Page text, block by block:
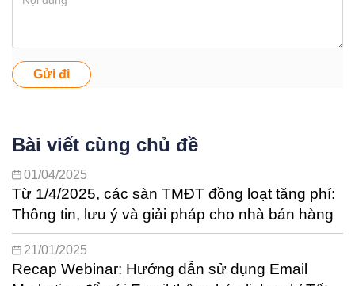
Gửi đi
Bài viết cùng chủ đề
01/04/2025
Từ 1/4/2025, các sàn TMĐT đồng loạt tăng phí:
Thông tin, lưu ý và giải pháp cho nhà bán hàng
21/01/2025
Recap Webinar: Hướng dẫn sử dụng Email